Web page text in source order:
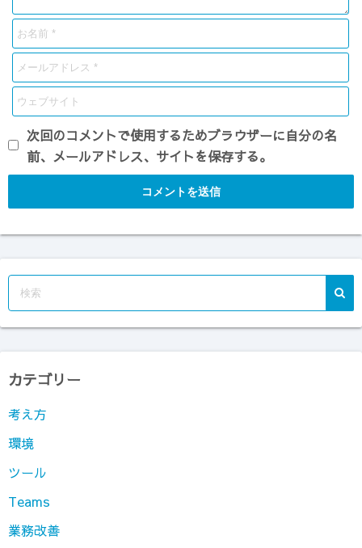
次回のコメントで使用するためブラウザーに自分の名
前、メールアドレス、サイトを保存する。
カテゴリー
考え方
環境
ツール
Teams
業務改善